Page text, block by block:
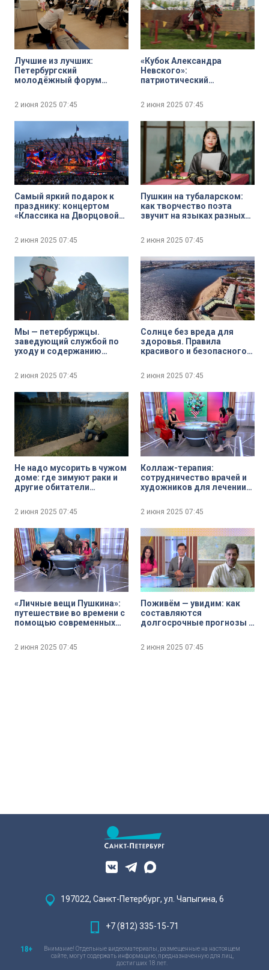
Лучшие из лучших:
Петербургский
молодёжный форум
2 июня 2025 07:45
«Кубок Александра
Невского»:
патриотический
княжеской дружины и
2 июня 2025 07:45
Самый яркий подарок к
празднику: концертом
«Классика на Дворцовой»
2 июня 2025 07:45
Пушкин на тубаларском:
как творчество поэта
звучит на языках разных
2 июня 2025 07:45
Мы — петербуржцы.
заведующий службой по
уходу и содержанию
Голубков
2 июня 2025 07:45
Солнце без вреда для
здоровья. Правила
красивого и безопасного
2 июня 2025 07:45
Не надо мусорить в чужом
доме: где зимуют раки и
другие обитатели
2 июня 2025 07:45
Коллаж-терапия:
сотрудничество врачей и
художников для лечении
2 июня 2025 07:45
«Личные вещи Пушкина»:
путешествие во времени с
помощью современных
2 июня 2025 07:45
Поживём — увидим: как
составляются
долгосрочные прогнозы и
о рекордной жаре
2 июня 2025 07:45
197022, Санкт-Петербург, ул. Чапыгина, 6
+7 (812) 335-15-71
Внимание! Отдельные видеоматериалы, размещенные на настоящем
сайте, могут содержать информацию, предназначенную для лиц,
достигших 18 лет.